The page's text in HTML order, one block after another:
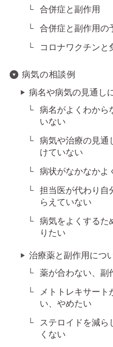
合併症と副作用
合併症と副作用の
コロナワクチンと
病気の相談例
病名や病気の見通し
病名がよくわから
いない
病気や治療の見通
けていない
病状がなかなかよ
担当医が代わり自
らえていない
病気をよくするた
りたい
治療薬と副作用につ
薬が合わない、副
メトトレキサート
い、やめたい
ステロイドを減ら
くない